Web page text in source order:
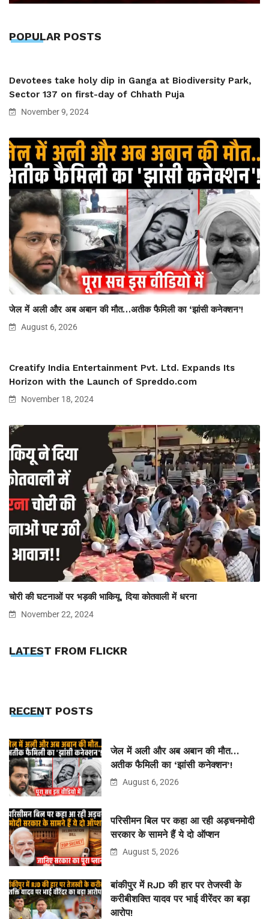
POPULAR POSTS
Devotees take holy dip in Ganga at Biodiversity Park,
Sector 137 on first-day of Chhath Puja
November 9, 2024
जेल में अली और अब अबान की मौत…अतीक फैमिली का ‘झांसी कनेक्शन’!
August 6, 2026
Creatify India Entertainment Pvt. Ltd. Expands Its
Horizon with the Launch of Spreddo.com
November 18, 2024
चोरी की घटनाओं पर भड़की भाकियू, दिया कोतवाली में धरना
November 22, 2024
LATEST FROM FLICKR
RECENT POSTS
जेल में अली और अब अबान की मौत…
अतीक फैमिली का ‘झांसी कनेक्शन’!
August 6, 2026
परिसीमन बिल पर कहा आ रही अड़चनमोदी
सरकार के सामने हैं ये दो ऑप्शन
August 5, 2026
बांकीपुर में RJD की हार पर तेजस्वी के
करीबीशक्ति यादव पर भाई वीरेंदर का बड़ा
आरोप!